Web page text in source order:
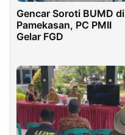
Gencar Soroti BUMD di
Pamekasan, PC PMII
Gelar FGD